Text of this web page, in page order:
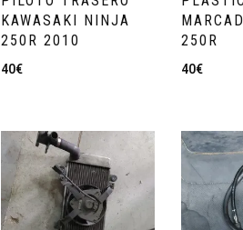
KAWASAKI NINJA
250R 2010
40€
250R
40€